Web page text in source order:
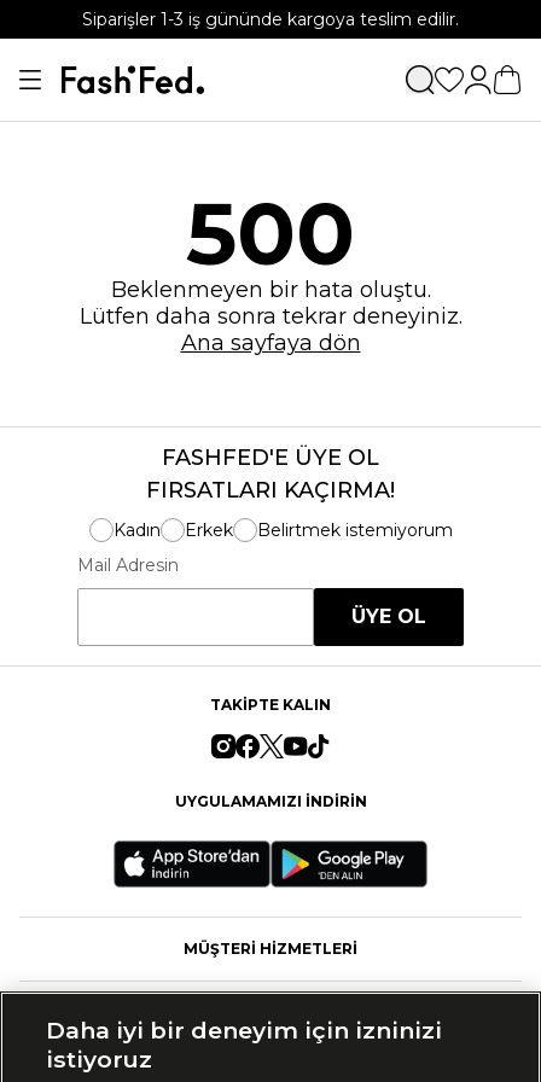
Siparişler 1-3 iş gününde kargoya teslim edilir.
APP'e özel %15 indirim kodu: APP15
500
Beklenmeyen bir hata oluştu.
Lütfen daha sonra tekrar deneyiniz.
Ana sayfaya dön
FASHFED'E ÜYE OL
FIRSATLARI KAÇIRMA!
Kadın Erkek
Belirtmek istemiyorum
Mail Adresin
ÜYE OL
TAKİPTE KALIN
UYGULAMAMIZI İNDİRİN
MÜŞTERİ HİZMETLERİ
Daha iyi bir deneyim için izninizi
istiyoruz